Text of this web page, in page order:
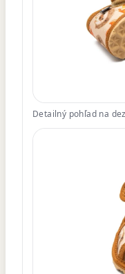
Detailný pohľad na